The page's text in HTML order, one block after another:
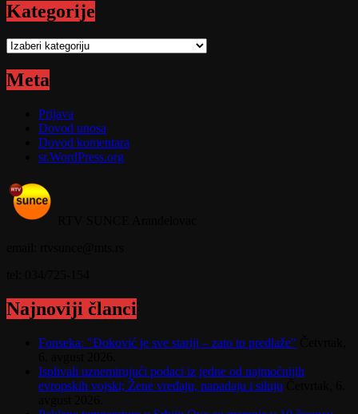
Kategorije
Kategorije
Meta
Prijava
Dovod unosa
Dovod komentara
sr.WordPress.org
Najnoviji članci
Fonseka: "Đoković je sve stariji – zato to predlaže"
Isplivali uznemirujući podaci iz jedne od najmoćnijih
evropskih vojski; Žene vređaju, napadaju i siluju